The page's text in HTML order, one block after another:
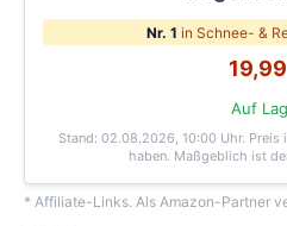
Nr. 1 in Schnee- &
Auf
Stand: 02.08.2026, 10:00 Uhr. Preis
haben. Maßgeblich ist
* Affiliate-Links. Als Amazon-Partner